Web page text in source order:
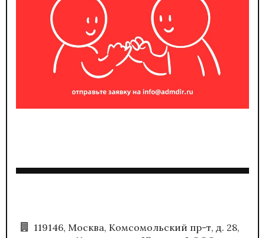
119146, Москва, Комсомольский пр-т, д. 28,